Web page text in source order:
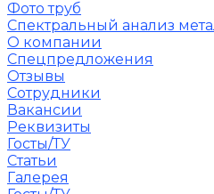
Фото труб
Спектральный анализ
О компании
Спецпредложения
Отзывы
Сотрудники
Вакансии
Реквизиты
Госты/ТУ
Статьи
Галерея